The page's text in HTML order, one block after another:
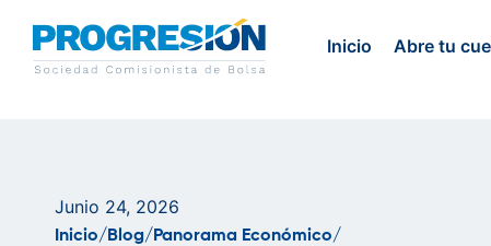
Inicio Abre tu
Junio 24, 2026
Inicio/ Blog/ Panorama Económico/